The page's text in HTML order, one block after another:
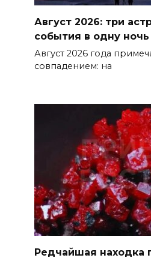
Август 2026: три
события в одну ночь
Август 2026 года
совпадением: на
Редчайшая находка